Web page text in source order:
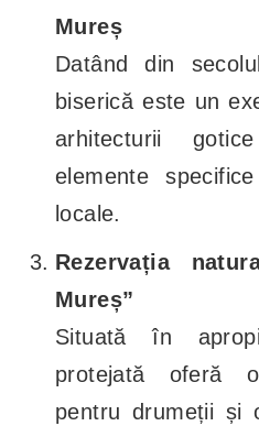
Mureș
Datând din
biserică este un
arhitecturii
elemente
locale.
Rezervația
Mureș”
Situată în
protejată oferă
pentru drumeții și